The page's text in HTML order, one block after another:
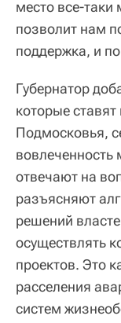
место все-
позволит нам
поддержка, и
Губернатор
которые
Подмосковья,
вовлеченность
отвечают на
разъясняют
решений
осуществлять
проектов. Это
расселения
систем